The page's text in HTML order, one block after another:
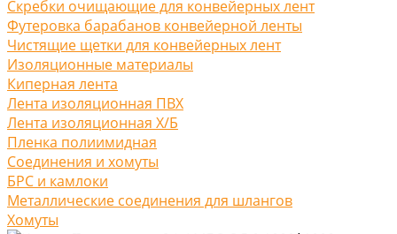
Скребки очищающие для конвейерных лент
Футеровка барабанов конвейерной ленты
Чистящие щетки для конвейерных лент
Изоляционные материалы
Киперная лента
Лента изоляционная ПВХ
Лента изоляционная Х/Б
Пленка полиимидная
Соединения и хомуты
БРС и камлоки
Металлические соединения для шлангов
Хомуты